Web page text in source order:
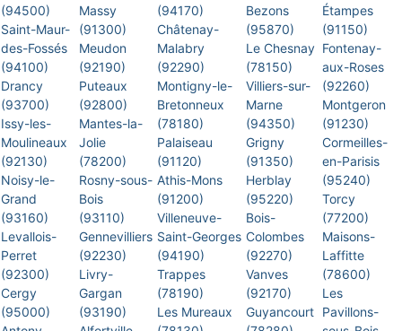
(94500)
Saint-Maur-
des-Fossés
(94100)
Drancy
(93700)
Issy-les-
Moulineaux
(92130)
Noisy-le-
Grand
(93160)
Levallois-
Perret
(92300)
Cergy
(95000)
Massy
(91300)
Meudon
(92190)
Puteaux
(92800)
Mantes-la-
Jolie
(78200)
Rosny-sous-
Bois
(93110)
Gennevilliers
(92230)
Livry-
Gargan
(93190)
(94170)
Châtenay-
Malabry
(92290)
Montigny-le-
Bretonneux
(78180)
Palaiseau
(91120)
Athis-Mons
(91200)
Villeneuve-
Saint-Georges
(94190)
Trappes
(78190)
Les Mureaux
Bezons
(95870)
Le Chesnay
(78150)
Villiers-sur-
Marne
(94350)
Grigny
(91350)
Herblay
(95220)
Bois-
Colombes
(92270)
Vanves
(92170)
Guyancourt
Étampes
(91150)
Fontenay-
aux-Roses
(92260)
Montgeron
(91230)
Cormeilles-
en-Parisis
(95240)
Torcy
(77200)
Maisons-
Laffitte
(78600)
Les
Pavillons-